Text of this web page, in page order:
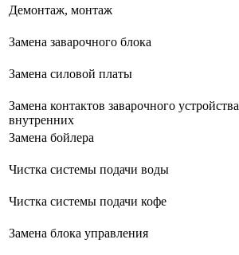
Демонтаж, монтаж
Замена заварочного блока
Замена силовой платы
Замена контактов заварочного устройства
внутренних
Замена бойлера
Чистка системы подачи воды
Чистка системы подачи кофе
Замена блока управления